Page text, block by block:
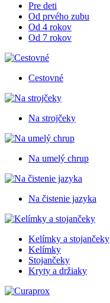
Pre deti
Od prvého zubu
Od 4 rokov
Od 7 rokov
Cestovné
Na strojčeky
Na umelý chrup
Na čistenie jazyka
Kelímky a stojančeky
Kelímky
Stojančeky
Kryty a držiaky